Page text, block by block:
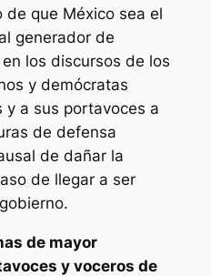
que México sea el
generador de
los discursos de los
y demócratas
a sus portavoces a
de defensa
de dañar la
de llegar a ser
de mayor
y voceros de